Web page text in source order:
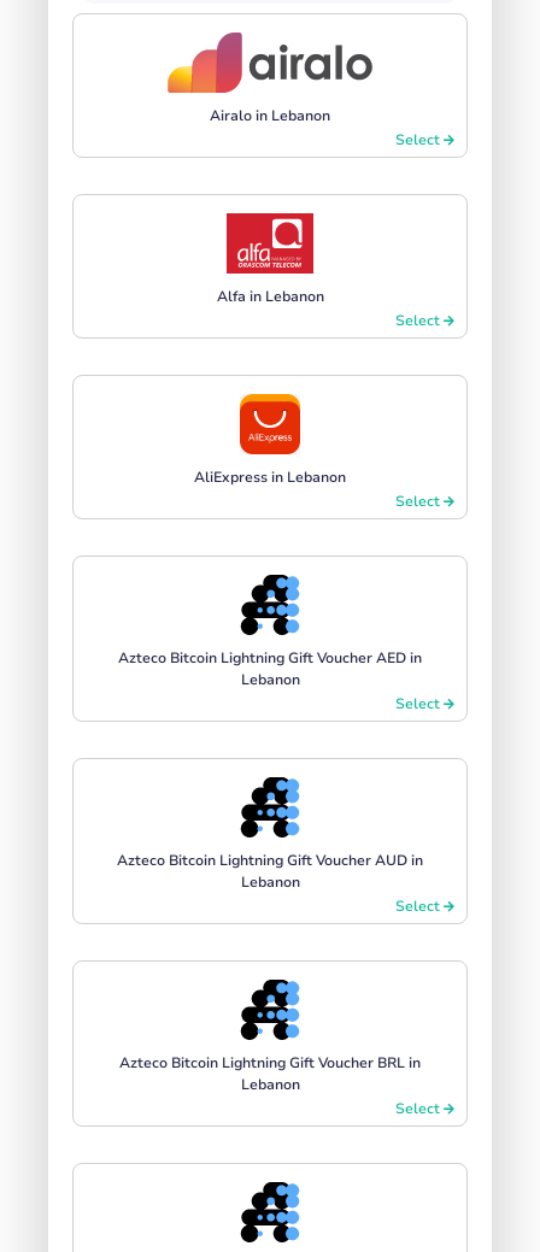
Airalo in Lebanon
Select
Alfa in Lebanon
Select
AliExpress in Lebanon
Select
Azteco Bitcoin Lightning Gift Voucher AED in
Lebanon
Select
Azteco Bitcoin Lightning Gift Voucher AUD in
Lebanon
Select
Azteco Bitcoin Lightning Gift Voucher BRL in
Lebanon
Select